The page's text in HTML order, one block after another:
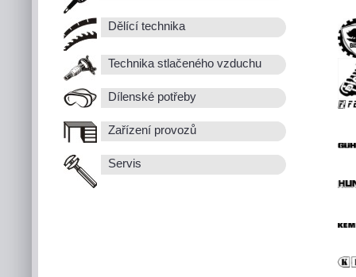
Dělící technika
Technika stlačeného vzduchu
Dílenské potřeby
Zařízení provozů
Servis